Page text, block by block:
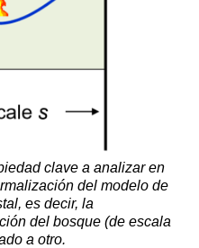
clave a analizar en
del modelo de
es decir, la
del bosque (de escala
a otro.